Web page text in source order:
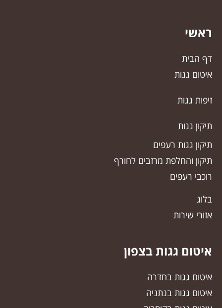
ראשי
דף הבית
איטום גגות
זיפות גגות
תיקון גגות
תיקון גגות רעפים
תיקון והחלפת מרזבים לחורף
רוכבי רעפים
בלוג
אזורי שירות
איטום גגות בצפון
איטום גגות בחדרה
איטום גגות בנתניה